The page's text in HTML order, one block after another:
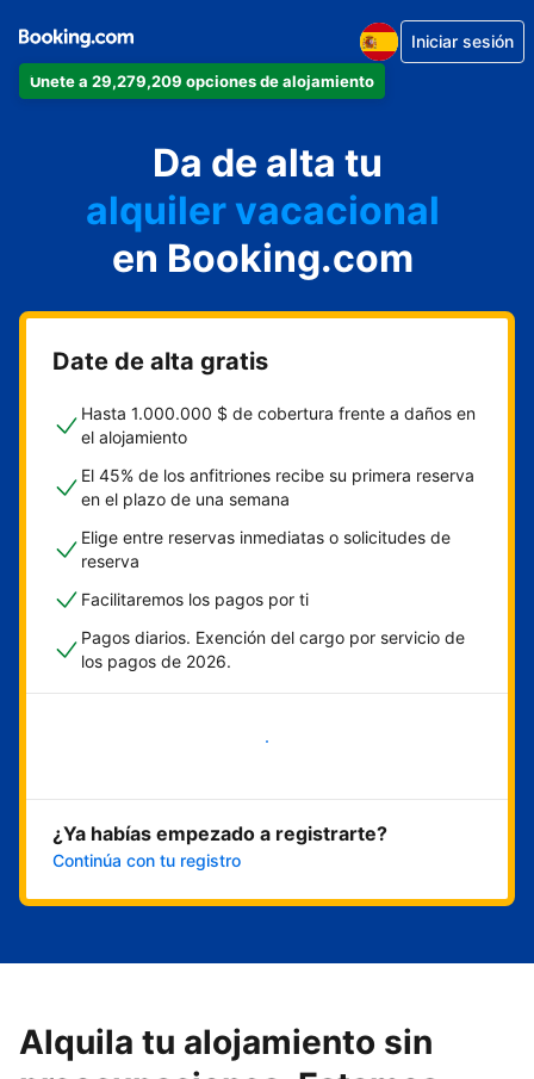
Únete a 29,279,209 opciones de alojamiento
Iniciar sesión
Da de alta tu
apartamento
hotel
alquiler vacacional
hostal o pensión
casa rural
en Booking.com
Date de alta gratis
Hasta 1.000.000 $ de cobertura frente a daños en
el alojamiento
El 45% de los anfitriones recibe su primera reserva
en el plazo de una semana
Elige entre reservas inmediatas o solicitudes de
reserva
Facilitaremos los pagos por ti
Pagos diarios. Exención del cargo por servicio de
los pagos de 2026.
Empieza ahora
¿Ya habías empezado a registrarte?
Continúa con tu registro
Alquila tu alojamiento sin